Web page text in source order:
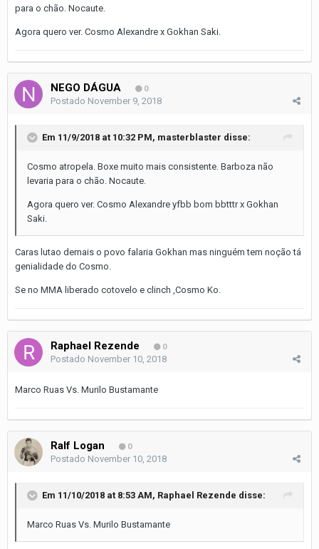
para o chão. Nocaute.
Agora quero ver. Cosmo Alexandre x Gokhan Saki.
NEGO DÁGUA 0
Postado November 9, 2018
Em 11/9/2018 at 10:32 PM, masterblaster disse:
Cosmo atropela. Boxe muito mais consistente. Barboza não
levaria para o chão. Nocaute.
Agora quero ver. Cosmo Alexandre yfbb bom bbtttr x Gokhan
Saki.
Caras lutao demais o povo falaria Gokhan mas ninguém tem noção tá
genialidade do Cosmo.
Se no MMA liberado cotovelo e clinch ,Cosmo Ko.
Raphael Rezende 0
Postado November 10, 2018
Marco Ruas Vs. Murilo Bustamante
Ralf Logan 0
Postado November 10, 2018
Em 11/10/2018 at 8:53 AM, Raphael Rezende disse:
Marco Ruas Vs. Murilo Bustamante